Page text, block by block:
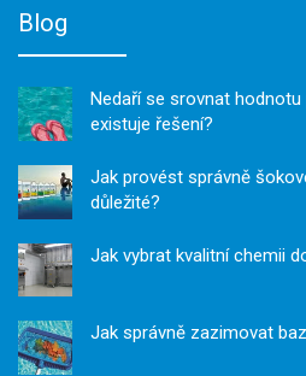
Blog
Nedaří se srovnat
existuje řešení?
Jak provést správně
důležité?
Jak vybrat kvalitní chemii
Jak správně zazimovat